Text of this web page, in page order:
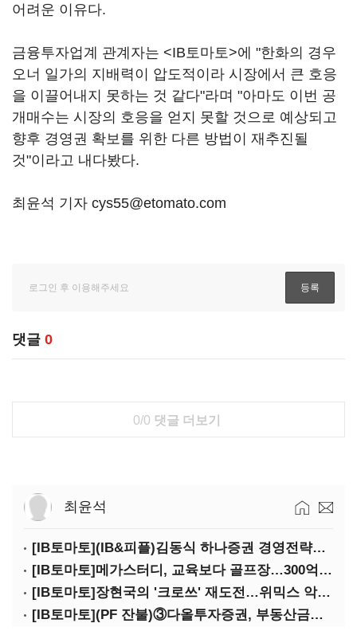
어려운 이유다.
금융투자업계 관계자는 <IB토마토>에 "한화의 경우
오너 일가의 지배력이 압도적이라 시장에서 큰 호응
을 이끌어내지 못하는 것 같다"라며 "아마도 이번 공
개매수는 시장의 호응을 얻지 못할 것으로 예상되고
향후 경영권 확보를 위한 다른 방법이 재추진될
것"이라고 내다봤다.
최윤석 기자 cys55@etomato.com
댓글 0
0/0 댓글 더보기
최윤석
[IB토마토](IB&피플)김동식 하나증권 경영전략본부장
[IB토마토]메가스터디, 교육보다 골프장…300억 대여 뒤 보증 리스크
[IB토마토]장현국의 '크로쓰' 재도전…위믹스 악몽 지울 수 있나
[IB토마토](PF 잔불)③다올투자증권, 부동산금융 줄였지만 정상화는 진행형